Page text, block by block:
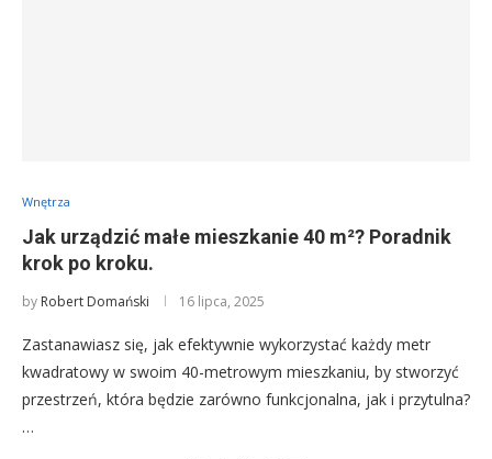
Wnętrza
Jak urządzić małe mieszkanie 40 m²? Poradnik
krok po kroku.
by Robert Domański 16 lipca, 2025
Zastanawiasz się, jak efektywnie wykorzystać każdy metr
kwadratowy w swoim 40-metrowym mieszkaniu, by stworzyć
przestrzeń, która będzie zarówno funkcjonalna, jak i przytulna?
…